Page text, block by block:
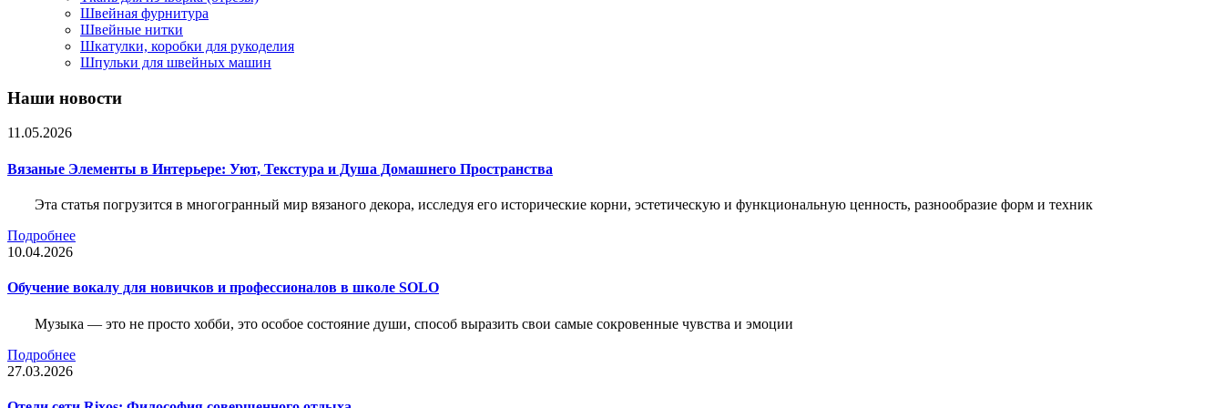
Швейная фурнитура
Швейные нитки
Шкатулки, коробки для рукоделия
Шпульки для швейных машин
Наши новости
11.05.2026
Вязаные Элементы в Интерьере: Уют, Текстура и Душа Домашнего Пространства
Эта статья погрузится в многогранный мир вязаного декора, исследуя его исторические корни, эстетическую и функциональную ценность, разнообразие форм и техник
Подробнее
10.04.2026
Обучение вокалу для новичков и профессионалов в школе SOLO
Музыка — это не просто хобби, это особое состояние души, способ выразить свои самые сокровенные чувства и эмоции
Подробнее
27.03.2026